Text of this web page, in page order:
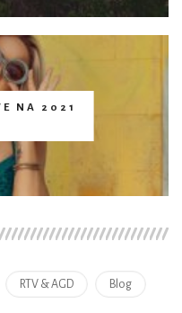
NA 2021
RTV & AGD Blog